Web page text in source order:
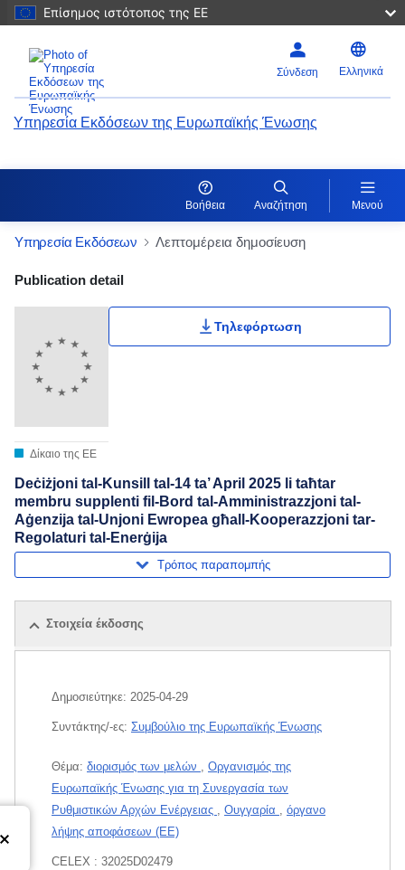
Επίσημος ιστότοπος της ΕΕ
Σύνδεση Ελληνικά
Υπηρεσία Εκδόσεων της Ευρωπαϊκής Ένωσης
Βοήθεια Αναζήτηση Μενού
Υπηρεσία Εκδόσεων Λεπτομέρεια δημοσίευση
Publication Detail Actions Portlet
Publication detail
Δίκαιο της ΕΕ
Τηλεφόρτωση
Deċiżjoni tal-Kunsill tal-14 ta’ April 2025 li taħtar
membru supplenti fil-Bord tal-Amministrazzjoni tal-
Aġenzija tal-Unjoni Ewropea għall-Kooperazzjoni tar-
Regolaturi tal-Enerġija
Τρόπος παραπομπής
Στοιχεία έκδοσης
Δημοσιεύτηκε: 2025-04-29
Συντάκτης/-ες: Συμβούλιο της Ευρωπαϊκής Ένωσης
Θέμα: διορισμός των μελών , Οργανισμός της
Ευρωπαϊκής Ένωσης για τη Συνεργασία των
Ρυθμιστικών Αρχών Ενέργειας , Ουγγαρία , όργανο
λήψης αποφάσεων (EE)
CELEX : 32025D02479